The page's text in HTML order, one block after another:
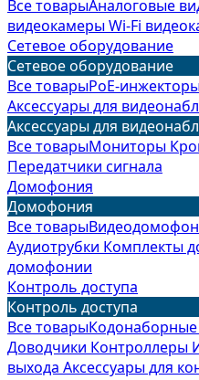
Все товарыАналоговые
видеокамерыWi-Fi
Сетевое оборудование
Сетевое оборудование
Все товарыPoE-
Аксессуары для
Аксессуары для
Все товарыМониторы
Передатчики сигнала
Домофония
Домофония
Все товары
Аудиотрубки Комплекты
домофонии
Контроль доступа
Контроль доступа
Все товары
Доводчики Контроллеры
выхода Аксессуары для